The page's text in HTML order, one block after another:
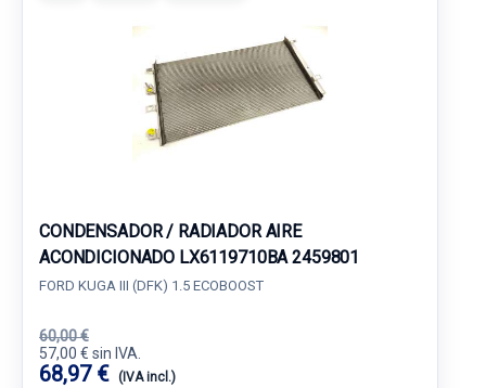
CONDENSADOR / RADIADOR AIRE
ACONDICIONADO LX6119710BA 2459801
FORD KUGA III (DFK) 1.5 ECOBOOST
60,00 €
57,00 € sin IVA.
68,97 € (IVA incl.)